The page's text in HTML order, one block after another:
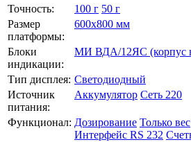
Точность: 100 г 50 г
Размер
платформы:
600х800 мм
Блоки
индикации:
МИ ВДА/12ЯС (корпус
Тип дисплея: Светодиодный
Источник
питания:
Аккумулятор Сеть 220
Функционал: Дозирование Только вес
Интерфейс RS 232